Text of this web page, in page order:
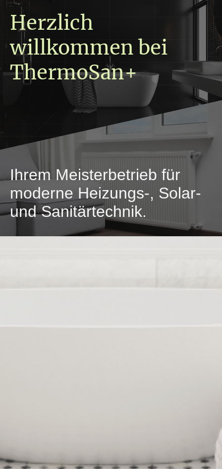
Herzlich
willkommen bei
ThermoSan+
Ihrem Meisterbetrieb für
moderne Heizungs-, Solar-
und Sanitärtechnik.